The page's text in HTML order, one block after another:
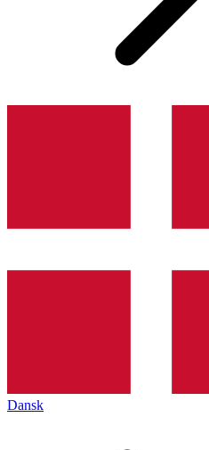
Dansk